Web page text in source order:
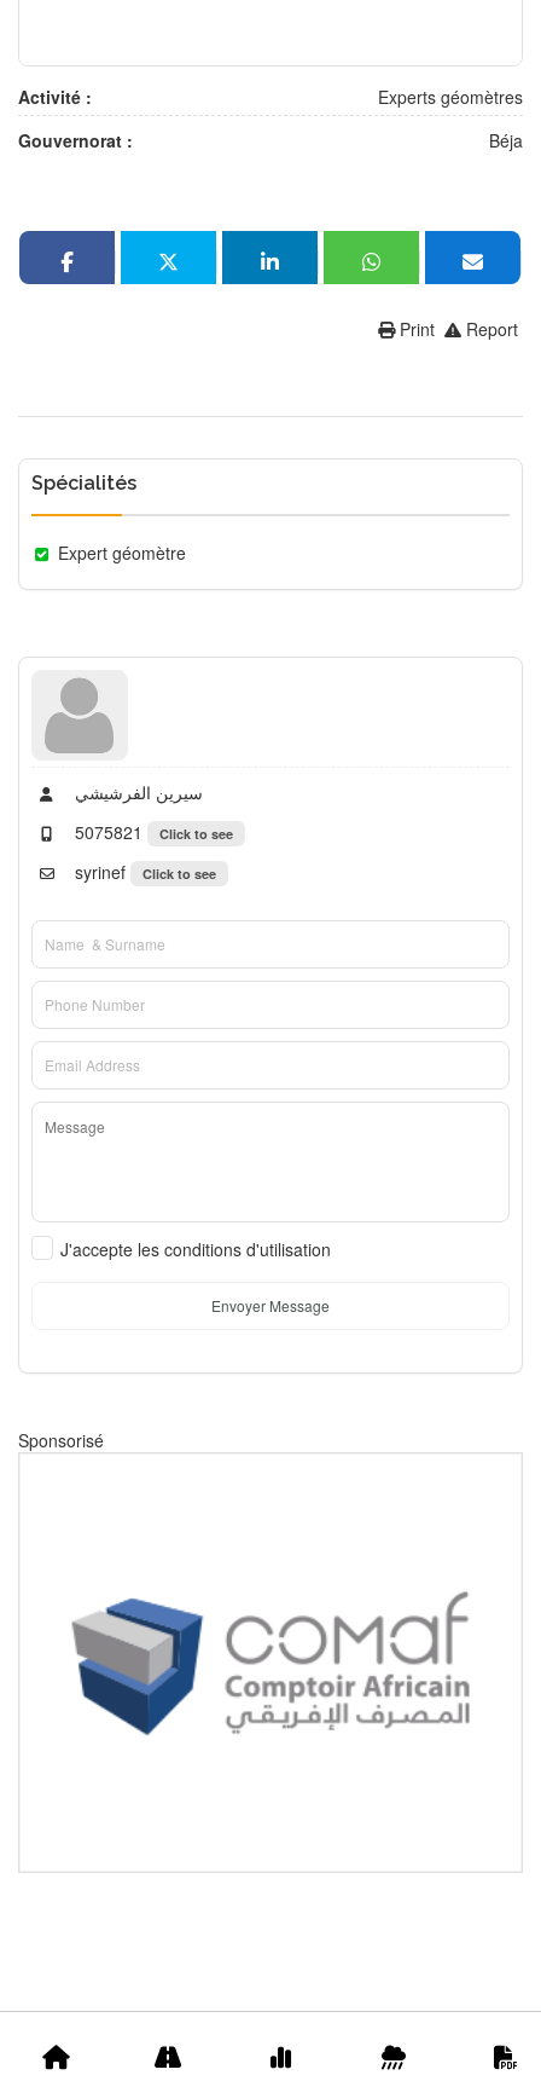
Activité :
Experts géomètres
Gouvernorat :
Béja
Report
Print
Spécialités
Expert géomètre
سيرين الفرشيشي
5075821
Click to see
syrinef Click to see
J'accepte les conditions d'utilisation
Envoyer Message
Sponsorisé
Pluviométrie